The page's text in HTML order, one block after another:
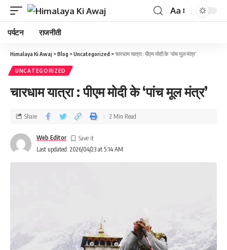
Aa
पर्यटन राजनीती
Himalaya Ki Awaj >Blog >Uncategorized >चारधाम यात्रा : पीएम मोदी के ‘पांच मूल मंत्र’
UNCATEGORIZED
चारधाम यात्रा : पीएम मोदी के ‘पांच मूल मंत्र’
Last updated: 2026/04/23 at 5:14 AM
Web Editor
Share 2 Min Read